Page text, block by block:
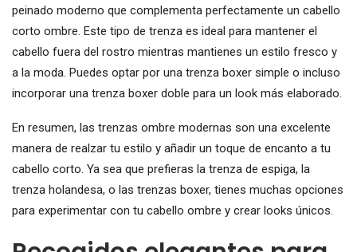
peinado moderno que complementa perfectamente un cabello
corto ombre. Este tipo de trenza es ideal para mantener el
cabello fuera del rostro mientras mantienes un estilo fresco y
a la moda. Puedes optar por una trenza boxer simple o incluso
incorporar una trenza boxer doble para un look más elaborado.
En resumen, las trenzas ombre modernas son una excelente
manera de realzar tu estilo y añadir un toque de encanto a tu
cabello corto. Ya sea que prefieras la trenza de espiga, la
trenza holandesa, o las trenzas boxer, tienes muchas opciones
para experimentar con tu cabello ombre y crear looks únicos.